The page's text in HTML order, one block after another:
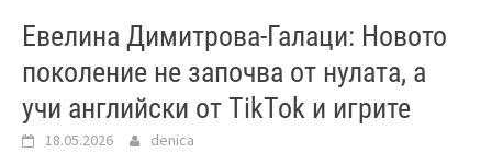
Евелина Димитрова-Галаци: Новото
поколение не започва от нулата, а
учи английски от TikTok и игрите
18.05.2026 denica